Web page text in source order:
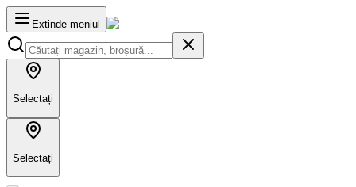
Extinde meniul
Selectați
Selectați